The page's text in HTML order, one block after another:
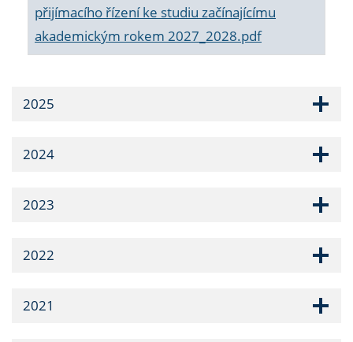
přijímacího řízení ke studiu začínajícímu
akademickým rokem 2027_2028.pdf
2025
2024
2023
2022
2021